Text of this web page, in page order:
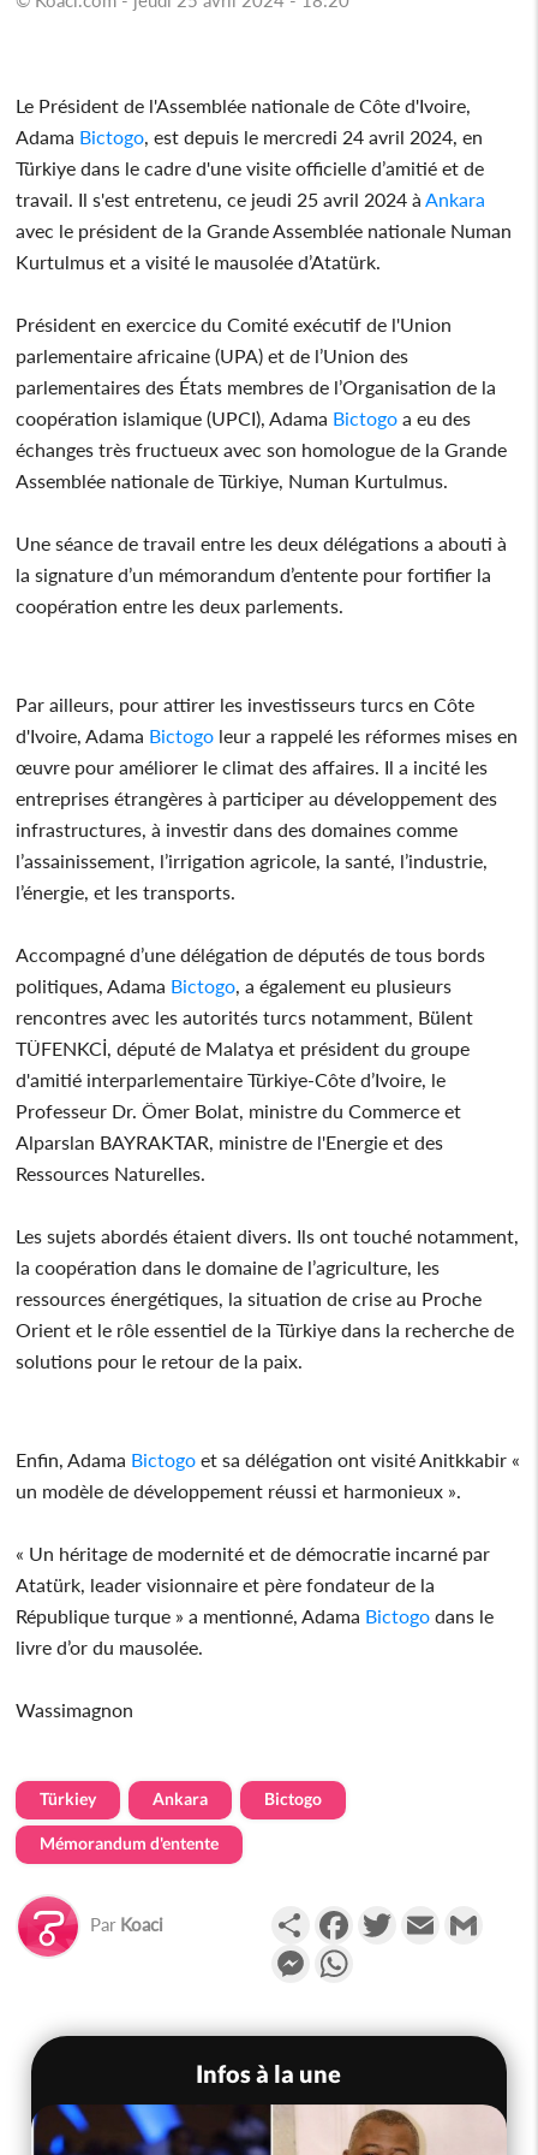
Le Président de l'Assemblée nationale de Côte d'Ivoire,
Adama Bictogo , est depuis le mercredi 24 avril 2024, en
Türkiye dans le cadre d'une visite officielle d’amitié et de
travail. Il s'est entretenu, ce jeudi 25 avril 2024 à Ankara
avec le président de la Grande Assemblée nationale Numan
Kurtulmus et a visité le mausolée d’Atatürk.
Président en exercice du Comité exécutif de l'Union
parlementaire africaine (UPA) et de l’Union des
parlementaires des États membres de l’Organisation de la
coopération islamique (UPCI), Adama Bictogo a eu des
échanges très fructueux avec son homologue de la Grande
Assemblée nationale de Türkiye, Numan Kurtulmus.
Une séance de travail entre les deux délégations a abouti à
la signature d’un mémorandum d’entente pour fortifier la
coopération entre les deux parlements.
Par ailleurs, pour attirer les investisseurs turcs en Côte
d'Ivoire, Adama Bictogo leur a rappelé les réformes mises en
œuvre pour améliorer le climat des affaires. Il a incité les
entreprises étrangères à participer au développement des
infrastructures, à investir dans des domaines comme
l’assainissement, l’irrigation agricole, la santé, l’industrie,
l’énergie, et les transports.
Accompagné d’une délégation de députés de tous bords
politiques, Adama Bictogo , a également eu plusieurs
rencontres avec les autorités turcs notamment, Bülent
TÜFENKCİ, député de Malatya et président du groupe
d'amitié interparlementaire Türkiye-Côte d’Ivoire, le
Professeur Dr. Ömer Bolat, ministre du Commerce et
Alparslan BAYRAKTAR, ministre de l'Energie et des
Ressources Naturelles.
Les sujets abordés étaient divers. Ils ont touché notamment,
la coopération dans le domaine de l’agriculture, les
ressources énergétiques, la situation de crise au Proche
Orient et le rôle essentiel de la Türkiye dans la recherche de
solutions pour le retour de la paix.
Enfin, Adama Bictogo et sa délégation ont visité Anitkkabir «
un modèle de développement réussi et harmonieux ».
« Un héritage de modernité et de démocratie incarné par
Atatürk, leader visionnaire et père fondateur de la
République turque » a mentionné, Adama Bictogo dans le
livre d’or du mausolée.
Wassimagnon
Türkiey Ankara Bictogo
Mémorandum d'entente
Par Koaci PartagerFacebookTwitterEmail
Messenger
Infos à la une